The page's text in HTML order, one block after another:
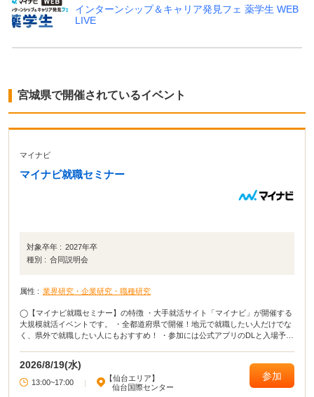
インターンシップ＆キャリア発見フェ 薬学生 WEB
LIVE
宮城県で開催されているイベント
マイナビ
マイナビ就職セミナー
対象卒年 : 2027年卒
種別 : 合同説明会
属性 : 業界研究・企業研究・職種研究
◯【マイナビ就職セミナー】の特徴 ・大手就活サイト「マイナビ」が開催する
大規模就活イベントです。 ・全都道府県で開催！地元で就職したい人だけでな
く、県外で就職したい人にもおすすめ！ ・参加には公式アプリのDLと入場予約
われる貴重な就活イベント！ 「田舎に住んでいてなかなか就活イベントに参加
できない」「地元の企業が集まるイベントに参加したい」という方は、ぜひマ
イナビ就職セミナーに参加してください！ イベントによっては、入場予約特典
2026/8/19(水)
13:00~17:00 |
【仙台エリア】
仙台国際センター
参加